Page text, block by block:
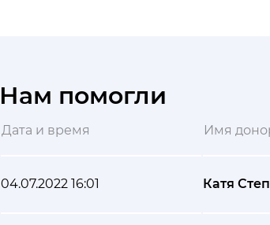
Нам помогли
Дата и время Имя
04.07.2022 16:01 Катя